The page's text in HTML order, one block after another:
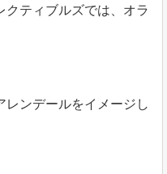
クティブルズでは、オラ
レンデールをイメージし